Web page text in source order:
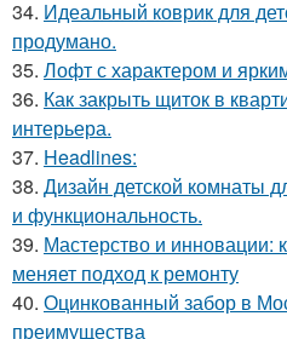
34. Идеальный коврик для
продумано.
35. Лофт с характером и
36. Как закрыть щиток в
интерьера.
37. Headlines:
38. Дизайн детской комнаты
и функциональность.
39. Мастерство и инновации:
меняет подход к ремонту
40. Оцинкованный забор в
преимущества